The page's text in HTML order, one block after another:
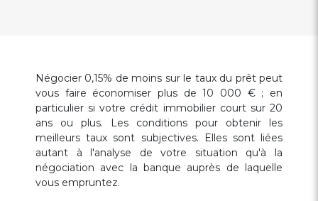
Négocier 0,15% de moins sur le taux du prêt peut
vous faire économiser plus de 10 000 € ; en
particulier si votre crédit immobilier court sur 20
ans ou plus. Les conditions pour obtenir les
meilleurs taux sont subjectives. Elles sont liées
autant à l'analyse de votre situation qu'à la
négociation avec la banque auprès de laquelle
vous empruntez.